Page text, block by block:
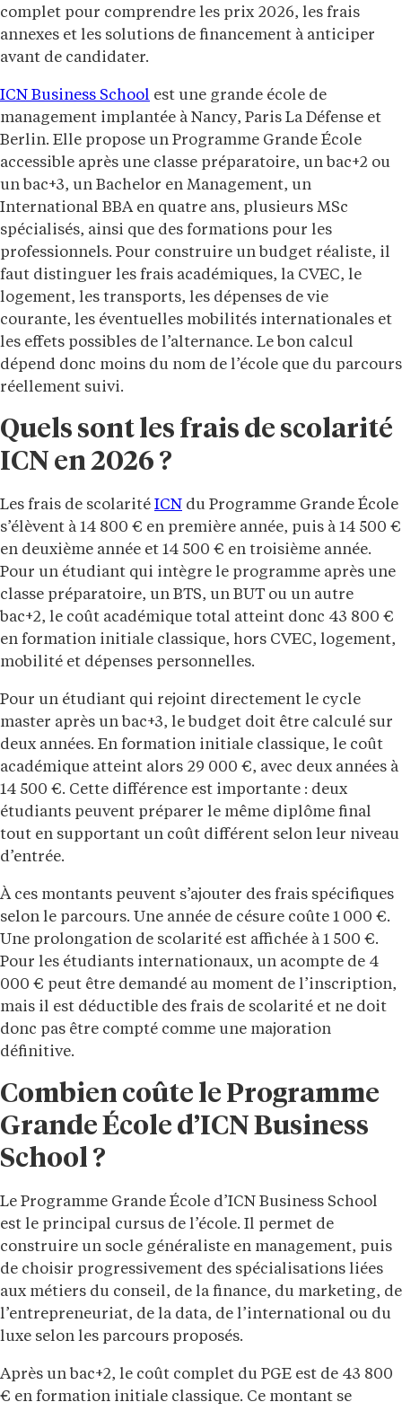
complet pour comprendre les prix 2026, les frais
annexes et les solutions de financement à anticiper
avant de candidater.
ICN Business School est une grande école de
management implantée à Nancy, Paris La Défense et
Berlin. Elle propose un Programme Grande École
accessible après une classe préparatoire, un bac+2 ou
un bac+3, un Bachelor en Management, un
International BBA en quatre ans, plusieurs MSc
spécialisés, ainsi que des formations pour les
professionnels. Pour construire un budget réaliste, il
faut distinguer les frais académiques, la CVEC, le
logement, les transports, les dépenses de vie
courante, les éventuelles mobilités internationales et
les effets possibles de l’alternance. Le bon calcul
dépend donc moins du nom de l’école que du parcours
réellement suivi.
Quels sont les frais de scolarité
ICN en 2026 ?
Les frais de scolarité ICN du Programme Grande École
s’élèvent à 14 800 € en première année, puis à 14 500 €
en deuxième année et 14 500 € en troisième année.
Pour un étudiant qui intègre le programme après une
classe préparatoire, un BTS, un BUT ou un autre
bac+2, le coût académique total atteint donc 43 800 €
en formation initiale classique, hors CVEC, logement,
mobilité et dépenses personnelles.
Pour un étudiant qui rejoint directement le cycle
master après un bac+3, le budget doit être calculé sur
deux années. En formation initiale classique, le coût
académique atteint alors 29 000 €, avec deux années à
14 500 €. Cette différence est importante : deux
étudiants peuvent préparer le même diplôme final
tout en supportant un coût différent selon leur niveau
d’entrée.
À ces montants peuvent s’ajouter des frais spécifiques
selon le parcours. Une année de césure coûte 1 000 €.
Une prolongation de scolarité est affichée à 1 500 €.
Pour les étudiants internationaux, un acompte de 4
000 € peut être demandé au moment de l’inscription,
mais il est déductible des frais de scolarité et ne doit
donc pas être compté comme une majoration
définitive.
Combien coûte le Programme
Grande École d’ICN Business
School ?
Le Programme Grande École d’ICN Business School
est le principal cursus de l’école. Il permet de
construire un socle généraliste en management, puis
de choisir progressivement des spécialisations liées
aux métiers du conseil, de la finance, du marketing, de
l’entrepreneuriat, de la data, de l’international ou du
luxe selon les parcours proposés.
Après un bac+2, le coût complet du PGE est de 43 800
€ en formation initiale classique. Ce montant se